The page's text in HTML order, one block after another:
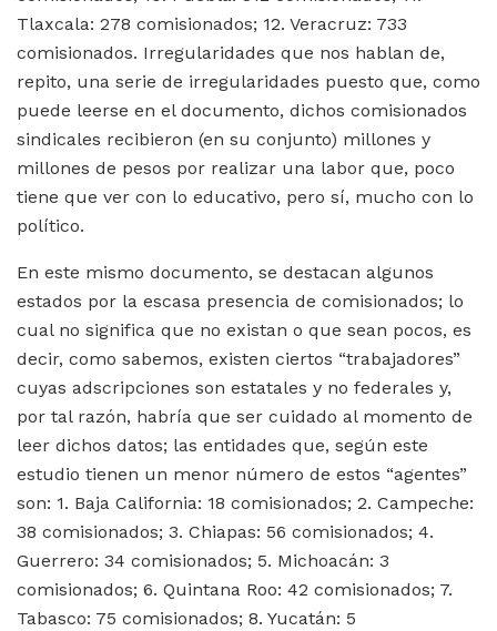
Tlaxcala: 278 comisionados; 12. Veracruz: 733
comisionados. Irregularidades que nos hablan de,
repito, una serie de irregularidades puesto que, como
puede leerse en el documento, dichos comisionados
sindicales recibieron (en su conjunto) millones y
millones de pesos por realizar una labor que, poco
tiene que ver con lo educativo, pero sí, mucho con lo
político.
En este mismo documento, se destacan algunos
estados por la escasa presencia de comisionados; lo
cual no significa que no existan o que sean pocos, es
decir, como sabemos, existen ciertos “trabajadores”
cuyas adscripciones son estatales y no federales y,
por tal razón, habría que ser cuidado al momento de
leer dichos datos; las entidades que, según este
estudio tienen un menor número de estos “agentes”
son: 1. Baja California: 18 comisionados; 2. Campeche:
38 comisionados; 3. Chiapas: 56 comisionados; 4.
Guerrero: 34 comisionados; 5. Michoacán: 3
comisionados; 6. Quintana Roo: 42 comisionados; 7.
Tabasco: 75 comisionados; 8. Yucatán: 5